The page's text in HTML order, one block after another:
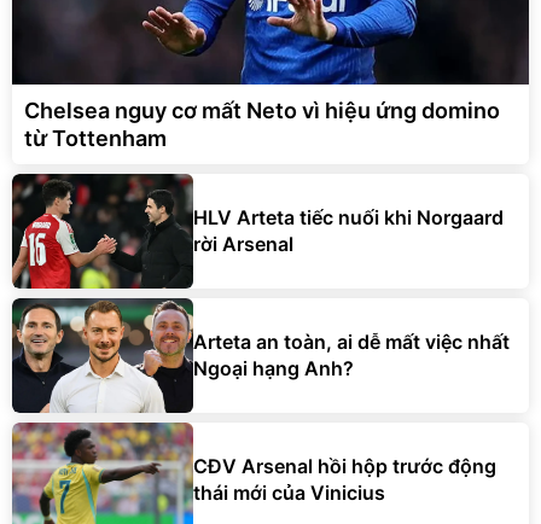
Chelsea nguy cơ mất Neto vì hiệu ứng domino
từ Tottenham
HLV Arteta tiếc nuối khi Norgaard
rời Arsenal
Arteta an toàn, ai dễ mất việc nhất
Ngoại hạng Anh?
CĐV Arsenal hồi hộp trước động
thái mới của Vinicius